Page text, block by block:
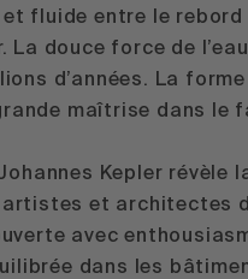
fluide entre le rebord
douce force de
d’années. La
maîtrise dans le
Kepler révèle
et architectes
avec
dans les